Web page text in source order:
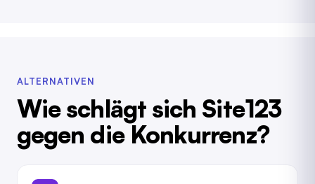
ALTERNATIVEN
Wie schlägt sich Site123
gegen die Konkurrenz?